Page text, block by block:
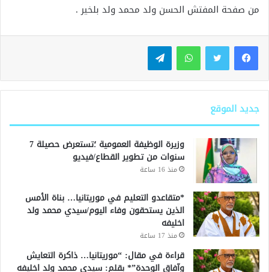
من صفحة المفتش الحسن ولد محمد ولد بلخير .
واتساب تيلقرام
جديد الموقع
وزيرة الوظيفة العمومية ؛تستعرض حصيلة 7
سنوات من تطوير القطاع/فيديو
منذ 16 ساعة
*متقاعدو التعليم في موريتانيا… بناة الأمس
الذين يستحقون وفاء اليوم/سيدي محمد ولد
اخليفه
منذ 17 ساعة
قراءة في مقال: “موريتانيا… ذاكرة التعايش
وآفاق الوحدة”* بقلم: سيدي محمد ولد اخليفه